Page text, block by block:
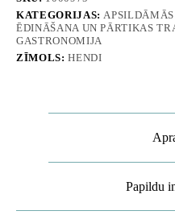
KATEGORIJAS:
ĒDINĀŠANA UN PĀRTIKAS
GASTRONOMIJA
ZĪMOLS:HENDI
Papildu